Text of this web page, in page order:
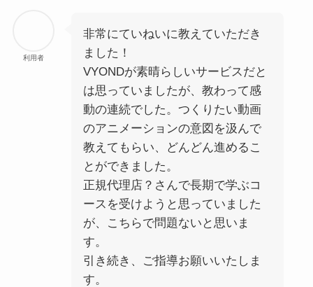
利用者
非常にていねいに教えていただき
ました！
VYONDが素晴らしいサービスだと
は思っていましたが、教わって感
動の連続でした。つくりたい動画
のアニメーションの意図を汲んで
教えてもらい、どんどん進めるこ
とができました。
正規代理店？さんで長期で学ぶコ
ースを受けようと思っていました
が、こちらで問題ないと思いま
す。
引き続き、ご指導お願いいたしま
す。